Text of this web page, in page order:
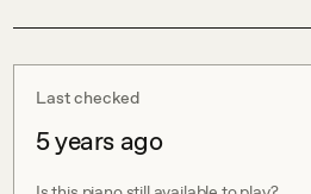
Last checked
5 years ago